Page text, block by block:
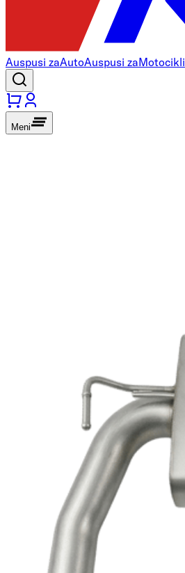
Auspusi zaAutoAuspusi zaMotocikli
Meni